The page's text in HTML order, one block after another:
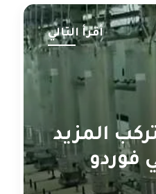
أقرأ التالي
المزيد
فوردو